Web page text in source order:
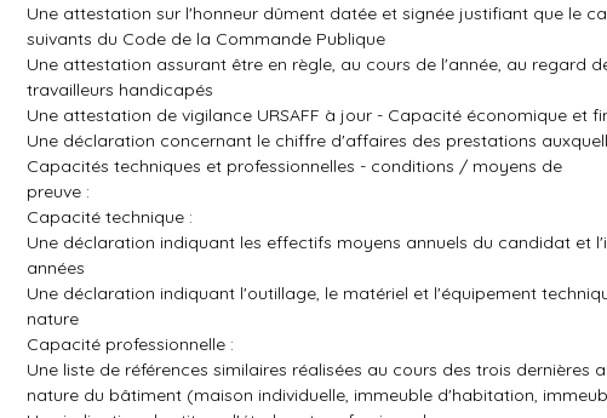
Une attestation sur l'honneur dûment datée et signée justifiant que le
suivants du Code de la Commande Publique
Une attestation assurant être en règle, au cours de l'année, au regard
travailleurs handicapés
Une attestation de vigilance URSAFF à jour - Capacité économique et
Une déclaration concernant le chiffre d'affaires des prestations
Capacités techniques et professionnelles - conditions / moyens de
preuve :
Capacité technique :
Une déclaration indiquant les effectifs moyens annuels du candidat et
années
Une déclaration indiquant l'outillage, le matériel et l'équipement
nature
Capacité professionnelle :
Une liste de références similaires réalisées au cours des trois
nature du bâtiment (maison individuelle, immeuble d'habitation,